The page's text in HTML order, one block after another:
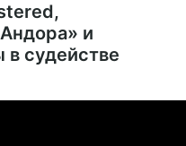
и
судействе